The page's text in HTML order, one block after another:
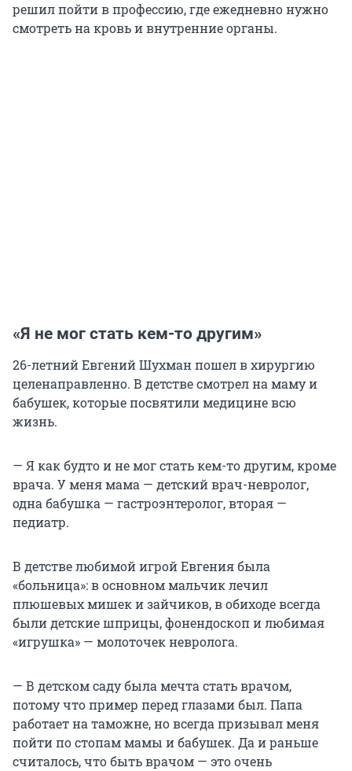
решил пойти в профессию, где ежедневно нужно
смотреть на кровь и внутренние органы.
«Я не мог стать кем-то другим»
26-летний Евгений Шухман пошел в хирургию
целенаправленно. В детстве смотрел на маму и
бабушек, которые посвятили медицине всю
жизнь.
— Я как будто и не мог стать кем-то другим, кроме
врача. У меня мама — детский врач-невролог,
одна бабушка — гастроэнтеролог, вторая —
педиатр.
В детстве любимой игрой Евгения была
«больница»: в основном мальчик лечил
плюшевых мишек и зайчиков, в обиходе всегда
были детские шприцы, фонендоскоп и любимая
«игрушка» — молоточек невролога.
— В детском саду была мечта стать врачом,
потому что пример перед глазами был. Папа
работает на таможне, но всегда призывал меня
пойти по стопам мамы и бабушек. Да и раньше
считалось, что быть врачом — это очень